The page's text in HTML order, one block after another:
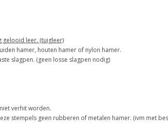
gelooid leer. (tuigleer)
hamer, houten hamer of nylon hamer.
slagpen. (geen losse slagpen nodig)
verhit worden.
stempels geen rubberen of metalen hamer. (ivm met